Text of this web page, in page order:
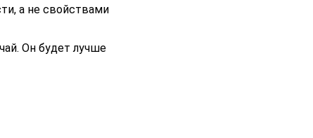
а не свойствами
Он будет лучше